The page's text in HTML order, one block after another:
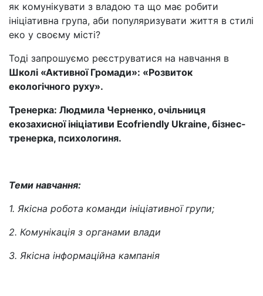
як комунікувати з владою та що має робити
ініціативна група, аби популяризувати життя в стилі
еко у своєму місті?
Тоді запрошуємо реєструватися на навчання в
Школі «Активної Громади»: «Розвиток
екологічного руху».
Тренерка: Людмила Черненко, очільниця
екозахисної ініціативи Ecofriendly Ukraine, бізнес-
тренерка, психологиня.
Теми навчання:
1. Якісна робота команди ініціативної групи;
2. Комунікація з органами влади
3. Якісна інформаційна кампанія